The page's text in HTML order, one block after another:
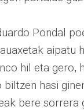
Pondal
hil eta
hasi
bere